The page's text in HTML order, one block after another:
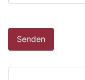
Senden